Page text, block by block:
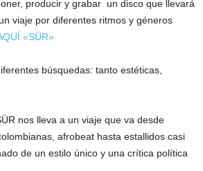
producir y grabar un disco que llevará
viaje por diferentes ritmos y géneros
«SÜR»
búsquedas: tanto estéticas,
nos lleva a un viaje que va desde
afrobeat hasta estallidos casi
de un estilo único y una crítica política